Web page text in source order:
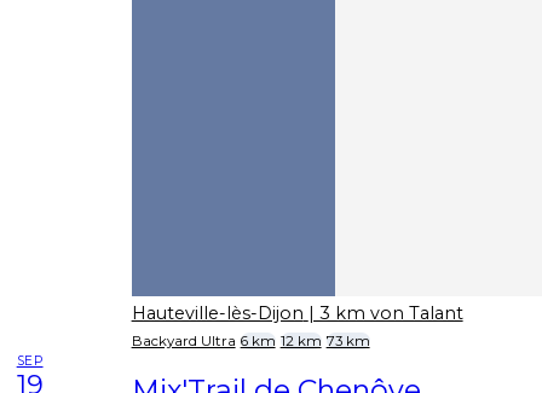
Hauteville-lès-Dijon | 3 km von Talant
Backyard Ultra 6 km 12 km 73 km
SEP
19